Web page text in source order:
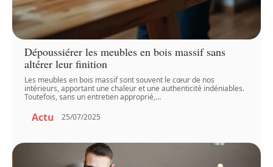
Dépoussiérer les meubles en bois massif sans
altérer leur finition
Les meubles en bois massif sont souvent le cœur de nos
intérieurs, apportant une chaleur et une authenticité indéniables.
Toutefois, sans un entretien approprié,…
Actu 25/07/2025